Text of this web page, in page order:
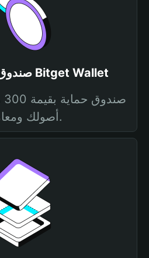
صندوق حماية محفظة Bitget Wallet
أصولك ومعاملاتك.